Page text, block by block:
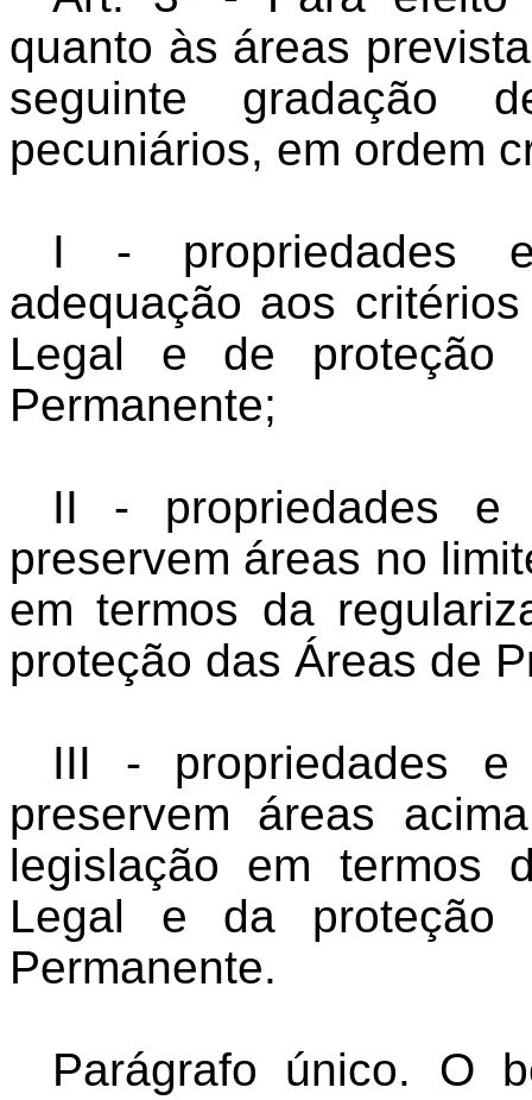
quanto às áreas
seguinte gradação
pecuniários, em ordem
I - propriedades
adequação aos
Legal e de proteção
Permanente;
II - propriedades e
preservem áreas no
em termos da
proteção das Áreas de
III - propriedades e
preservem áreas
legislação em termos
Legal e da proteção
Permanente.
Parágrafo único. O